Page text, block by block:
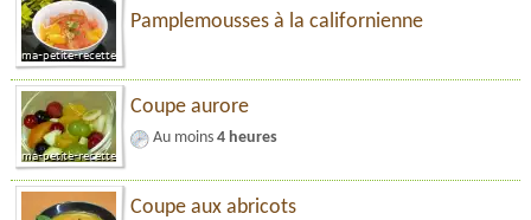
Pamplemousses à la californienne
Coupe aurore
Au moins 4 heures
Coupe aux abricots